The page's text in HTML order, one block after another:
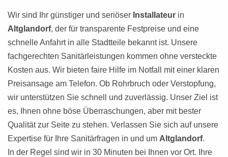
Wir sind Ihr günstiger und seriöser Installateur in
Altglandorf, der für transparente Festpreise und eine
schnelle Anfahrt in alle Stadtteile bekannt ist. Unsere
fachgerechten Sanitärleistungen kommen ohne versteckte
Kosten aus. Wir bieten faire Hilfe im Notfall mit einer klaren
Preisansage am Telefon. Ob Rohrbruch oder Verstopfung,
wir unterstützen Sie schnell und zuverlässig. Unser Ziel ist
es, Ihnen ohne böse Überraschungen, aber mit bester
Qualität zur Seite zu stehen. Verlassen Sie sich auf unsere
Expertise für Ihre Sanitärfragen in und um Altglandorf.
In der Regel sind wir in 30 Minuten bei Ihnen vor Ort. Ihre